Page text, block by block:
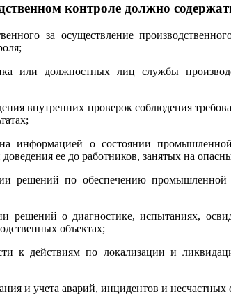
контроле должно
за осуществление
или должностных лиц службы
внутренних проверок соблюдения
информацией о состоянии
ее до работников, занятых на
решений по обеспечению промышленной
решений о диагностике, испытаниях,
объектах;
к действиям по локализации и
и учета аварий, инцидентов и